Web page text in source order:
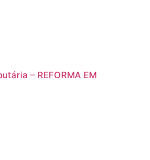
– REFORMA EM